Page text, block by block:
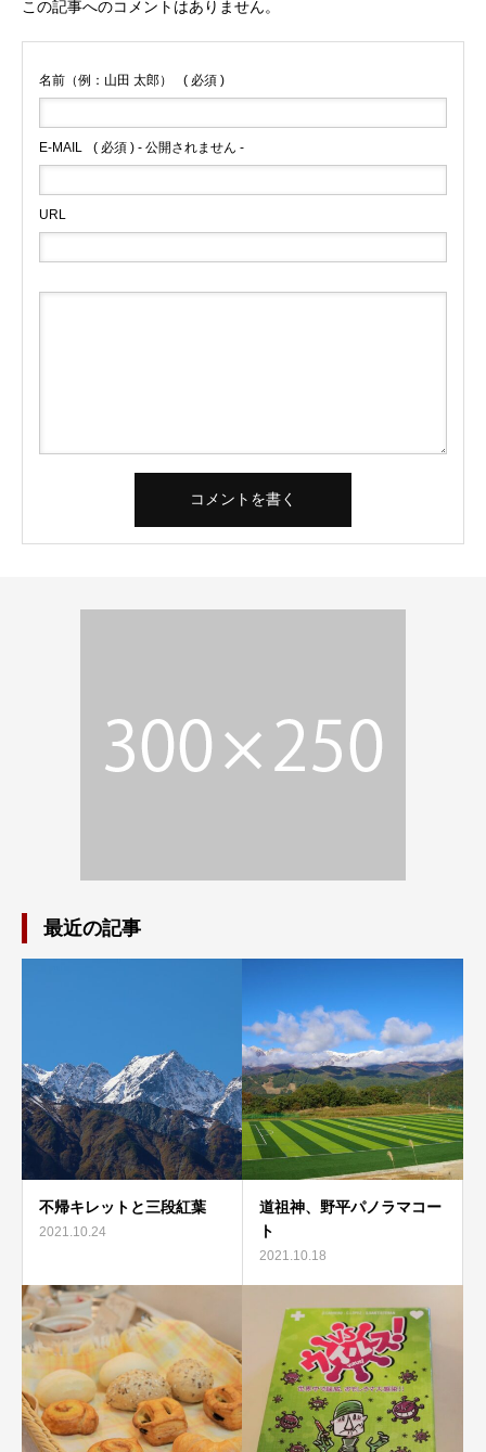
この記事へのコメントはありません。
名前（例：山田 太郎） ( 必須 )
E-MAIL ( 必須 ) - 公開されません -
URL
最近の記事
不帰キレットと三段紅葉
2021.10.24
道祖神、野平パノラマコー
ト
2021.10.18